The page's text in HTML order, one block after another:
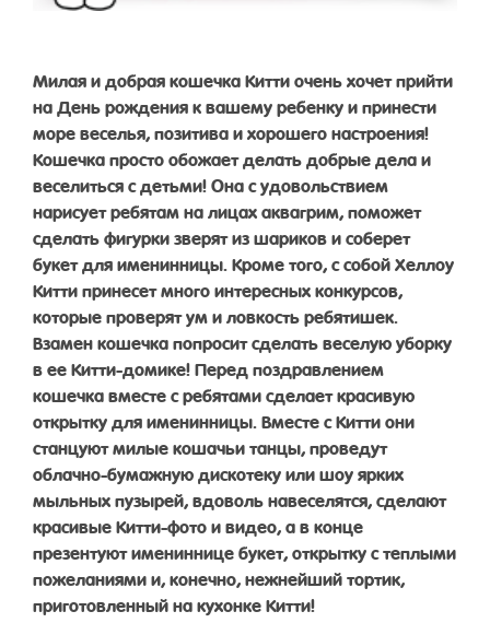
Милая и добрая кошечка Китти очень хочет прийти
на День рождения к вашему ребенку и принести
море веселья, позитива и хорошего настроения!
Кошечка просто обожает делать добрые дела и
веселиться с детьми! Она с удовольствием
нарисует ребятам на лицах аквагрим, поможет
сделать фигурки зверят из шариков и соберет
букет для именинницы. Кроме того, с собой Хеллоу
Китти принесет много интересных конкурсов,
которые проверят ум и ловкость ребятишек.
Взамен кошечка попросит сделать веселую уборку
в ее Китти-домике! Перед поздравлением
кошечка вместе с ребятами сделает красивую
открытку для именинницы. Вместе с Китти они
станцуют милые кошачьи танцы, проведут
облачно-бумажную дискотеку или шоу ярких
мыльных пузырей, вдоволь навеселятся, сделают
красивые Китти-фото и видео, а в конце
презентуют имениннице букет, открытку с теплыми
пожеланиями и, конечно, нежнейший тортик,
приготовленный на кухонке Китти!